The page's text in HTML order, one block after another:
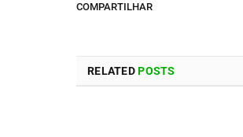
COMPARTILHAR
RELATEDPOSTS